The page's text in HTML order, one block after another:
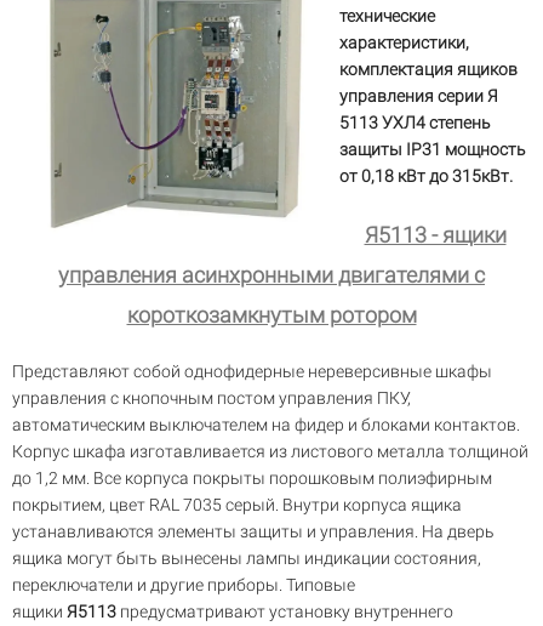
технические
характеристики,
комплектация ящиков
управления серии Я
5113 УХЛ4 степень
защиты IP31 мощность
от 0,18 кВт до 315кВт.
Я5113 - ящики
управления асинхронными двигателями с
короткозамкнутым ротором
Представляют собой однофидерные нереверсивные шкафы
управления с кнопочным постом управления ПКУ,
автоматическим выключателем на фидер и блоками контактов.
Корпус шкафа изготавливается из листового металла толщиной
до 1,2 мм. Все корпуса покрыты порошковым полиэфирным
покрытием, цвет RAL 7035 серый. Внутри корпуса ящика
устанавливаются элементы защиты и управления. На дверь
ящика могут быть вынесены лампы индикации состояния,
переключатели и другие приборы. Типовые
ящики Я5113 предусматривают установку внутреннего